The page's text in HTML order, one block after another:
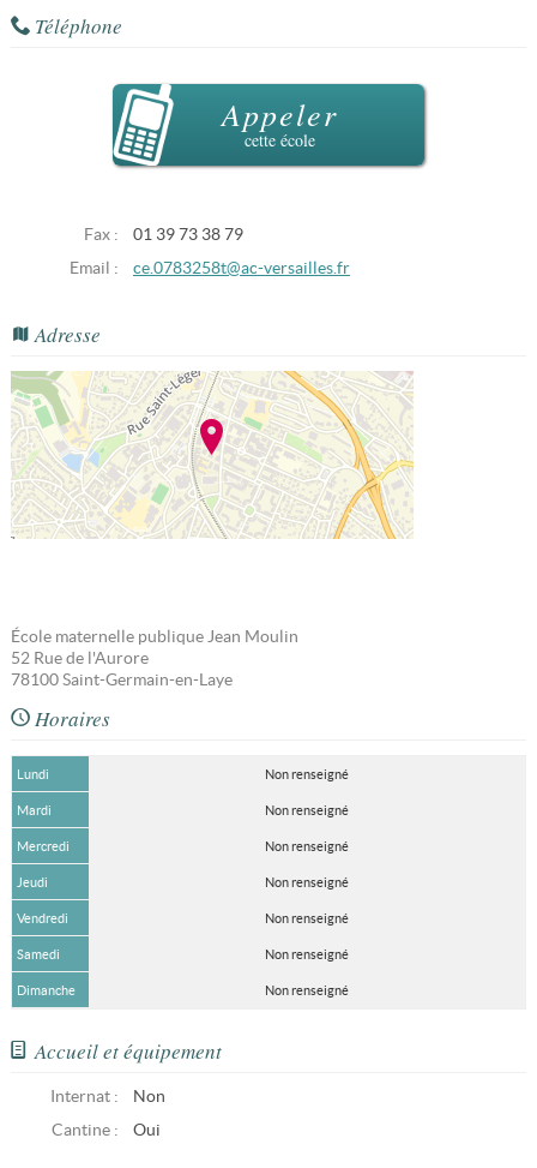
Téléphone
Appeler
cette école
Fax :
01 39 73 38 79
Email :
ce.0783258t@ac-versailles.fr
Adresse
École maternelle publique Jean Moulin
52 Rue de l'Aurore
78100 Saint-Germain-en-Laye
Horaires
Lundi Non renseigné
Mardi Non renseigné
Mercredi Non renseigné
Jeudi Non renseigné
Vendredi Non renseigné
Samedi Non renseigné
Dimanche Non renseigné
Accueil et équipement
Internat :
Non
Cantine :
Oui